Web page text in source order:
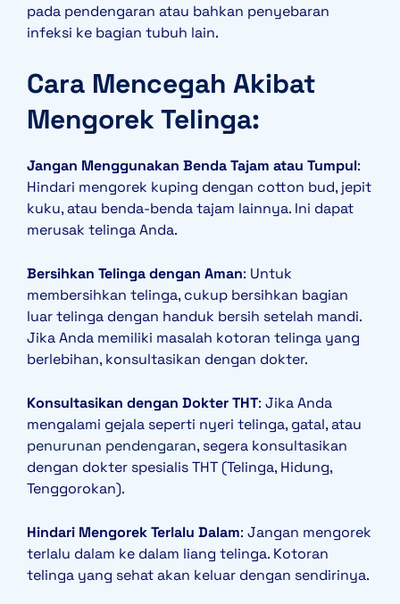
pada pendengaran atau bahkan penyebaran
infeksi ke bagian tubuh lain.
Cara Mencegah Akibat
Mengorek Telinga:
Jangan Menggunakan Benda Tajam atau Tumpul:
Hindari mengorek kuping dengan cotton bud, jepit
kuku, atau benda-benda tajam lainnya. Ini dapat
merusak telinga Anda.
Bersihkan Telinga dengan Aman: Untuk
membersihkan telinga, cukup bersihkan bagian
luar telinga dengan handuk bersih setelah mandi.
Jika Anda memiliki masalah kotoran telinga yang
berlebihan, konsultasikan dengan dokter.
Konsultasikan dengan Dokter THT: Jika Anda
mengalami gejala seperti nyeri telinga, gatal, atau
penurunan pendengaran, segera konsultasikan
dengan dokter spesialis THT (Telinga, Hidung,
Tenggorokan).
Hindari Mengorek Terlalu Dalam: Jangan mengorek
terlalu dalam ke dalam liang telinga. Kotoran
telinga yang sehat akan keluar dengan sendirinya.